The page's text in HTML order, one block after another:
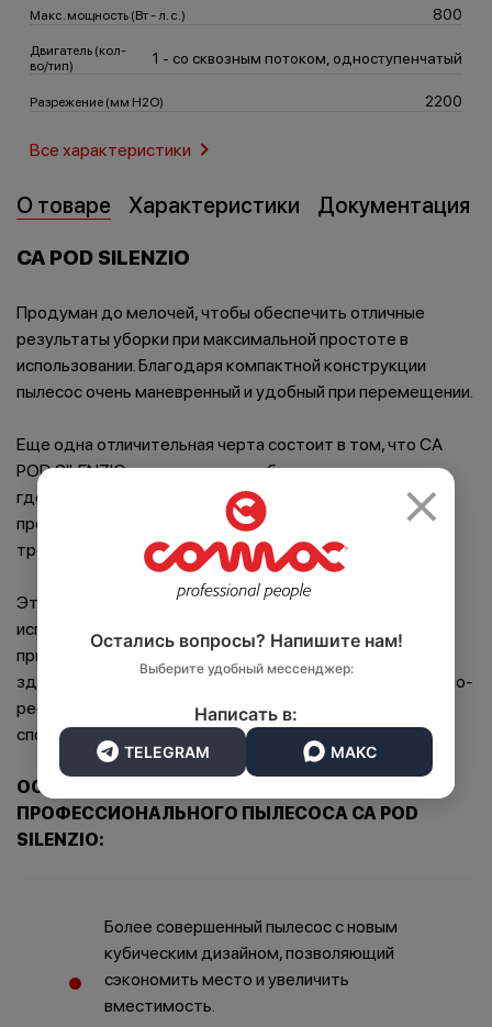
Макс. мощность (Вт - л. с.) 800
Двигатель (кол-
во/тип)
1 - со сквозным потоком, одноступенчатый
Разрежение (мм H2O) 2200
Все характеристики
О товаре Характеристики Документация
CA POD SILENZIO
Продуман до мелочей, чтобы обеспечить отличные
результаты уборки при максимальной простоте в
использовании. Благодаря компактной конструкции
пылесос очень маневренный и удобный при перемещении.
Еще одна отличительная черта состоит в том, что CA
POD SILENZIO, подходит для работы в пространствах,
где низкий уровень шума, высокое качество воздуха и
простота в использовании являются обязательными
требованиями.
Этот профессиональный пылесос идеальный для
использования клининговыми компаниями, а также для
применения в учреждениях сферы здравоохранения,
зданиях общественного назначения, в сфере гостинично-
ресторанного бизнеса, в магазинах, салонах красоты и
спортзалах.
ОСНОВНЫЕ ПРЕИМУЩЕСТВА
ПРОФЕССИОНАЛЬНОГО ПЫЛЕСОСА CA POD
SILENZIO:
Более совершенный пылесос с новым
кубическим дизайном, позволяющий
сэкономить место и увеличить
вместимость.
×
Остались вопросы? Напишите нам!
Выберите удобный мессенджер:
Написать в:
TELEGRAM МАКС